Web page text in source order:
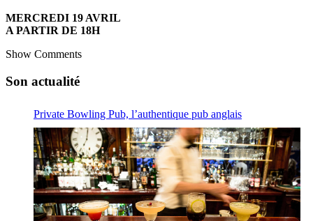
MERCREDI 19 AVRIL
A PARTIR DE 18H
Show Comments
Son actualité
Private Bowling Pub, l’authentique pub anglais